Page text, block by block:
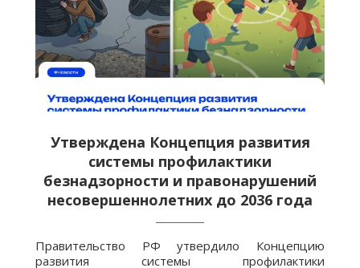
Утверждена Концепция развития
системы профилактики
безнадзорности и правонарушений
несовершеннолетних до 2036 года
Правительство РФ утвердило Концепцию
развития системы профилактики